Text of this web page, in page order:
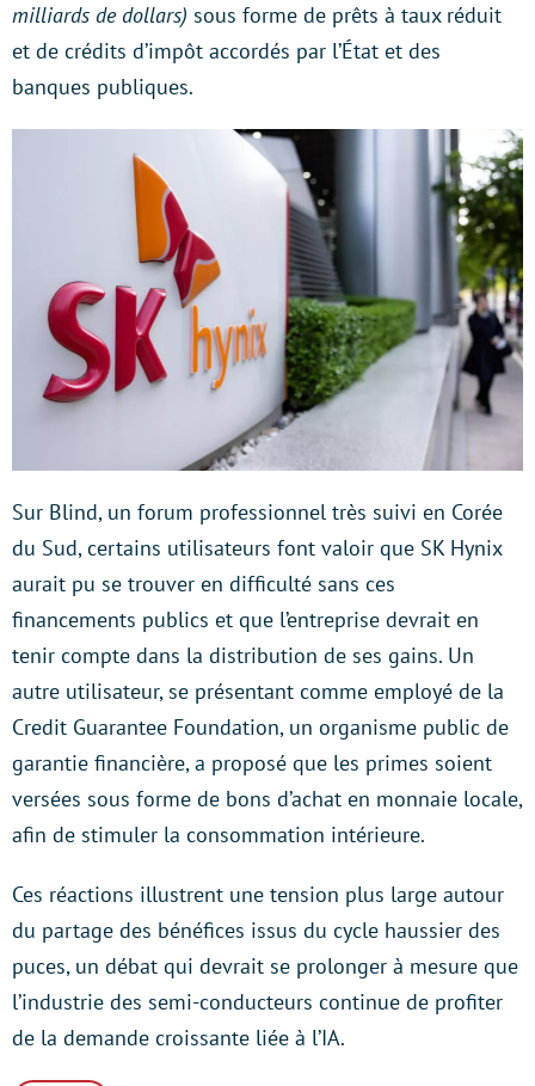
milliards de dollars) sous forme de prêts à taux réduit
et de crédits d’impôt accordés par l’État et des
banques publiques.
Sur Blind, un forum professionnel très suivi en Corée
du Sud, certains utilisateurs font valoir que SK Hynix
aurait pu se trouver en difficulté sans ces
financements publics et que l’entreprise devrait en
tenir compte dans la distribution de ses gains. Un
autre utilisateur, se présentant comme employé de la
Credit Guarantee Foundation, un organisme public de
garantie financière, a proposé que les primes soient
versées sous forme de bons d’achat en monnaie locale,
afin de stimuler la consommation intérieure.
Ces réactions illustrent une tension plus large autour
du partage des bénéfices issus du cycle haussier des
puces, un débat qui devrait se prolonger à mesure que
l’industrie des semi-conducteurs continue de profiter
de la demande croissante liée à l’IA.